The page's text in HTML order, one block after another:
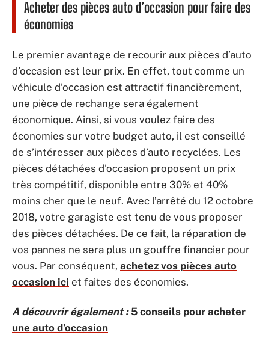
Acheter des pièces auto d’occasion pour faire des
économies
Le premier avantage de recourir aux pièces d’auto
d’occasion est leur prix. En effet, tout comme un
véhicule d’occasion est attractif financièrement,
une pièce de rechange sera également
économique. Ainsi, si vous voulez faire des
économies sur votre budget auto, il est conseillé
de s’intéresser aux pièces d’auto recyclées. Les
pièces détachées d’occasion proposent un prix
très compétitif, disponible entre 30% et 40%
moins cher que le neuf. Avec l’arrêté du 12 octobre
2018, votre garagiste est tenu de vous proposer
des pièces détachées. De ce fait, la réparation de
vos pannes ne sera plus un gouffre financier pour
vous. Par conséquent, achetez vos pièces auto
occasion ici et faites des économies.
A découvrir également : 5 conseils pour acheter
une auto d’occasion